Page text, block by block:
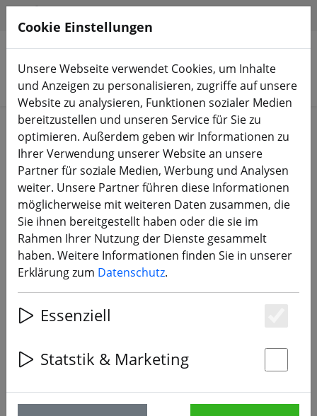
Produkte suchen
Start Akkus LiPo Akku
Tattu R-Line V4.0 LiPo Akku
Battery 130C 29.6V 1300mAh 8S
XT60
Cookie Einstellungen
Unsere Webseite verwendet Cookies, um Inhalte
und Anzeigen zu personalisieren, zugriffe auf unsere
Website zu analysieren, Funktionen sozialer Medien
bereitzustellen und unseren Service für Sie zu
optimieren. Außerdem geben wir Informationen zu
Ihrer Verwendung unserer Website an unsere
Partner für soziale Medien, Werbung und Analysen
weiter. Unsere Partner führen diese Informationen
möglicherweise mit weiteren Daten zusammen, die
Sie ihnen bereitgestellt haben oder die sie im
Rahmen Ihrer Nutzung der Dienste gesammelt
haben. Weitere Informationen finden Sie in unserer
Erklärung zum Datenschutz.
Essenziell
Statstik & Marketing